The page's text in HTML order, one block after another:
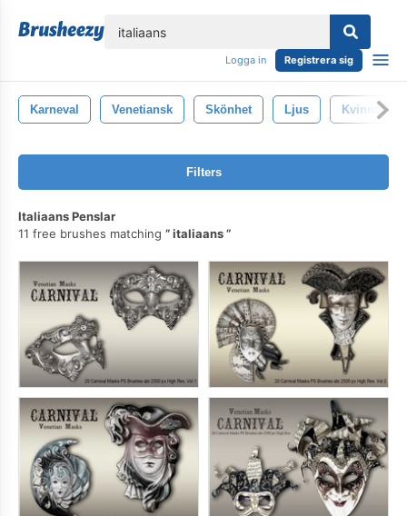
Logga in Registrera sig
Karneval Venetiansk Skönhet Ljus Kvinna
Filters
Italiaans Penslar
11 free brushes matching
italiaans